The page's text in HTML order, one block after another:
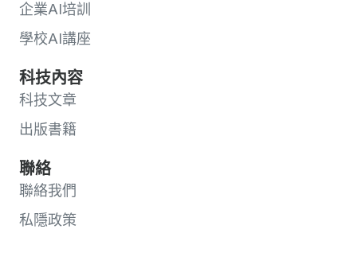
企業AI培訓
學校AI講座
科技內容
科技文章
出版書籍
聯絡
聯絡我們
私隱政策